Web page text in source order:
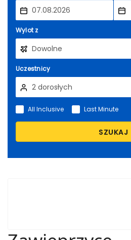
Wylot z
Uczestnicy
SZUKAJ
All Inclusive Last Minute